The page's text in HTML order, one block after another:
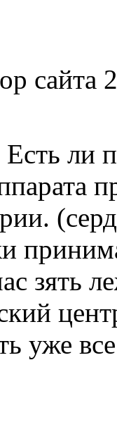
сайта
ли
зять
й
уже